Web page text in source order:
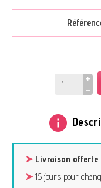
info
➤ Livraison offerte
➤15 jours pour